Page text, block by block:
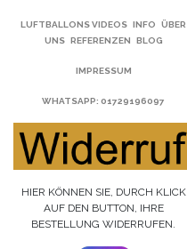
LUFTBALLONS VIDEOS INFO
ÜBER
UNS REFERENZEN BLOG
IMPRESSUM
WHATSAPP: 01729196097
HIER KÖNNEN SIE, DURCH KLICK
AUF DEN BUTTON, IHRE
BESTELLUNG WIDERRUFEN.